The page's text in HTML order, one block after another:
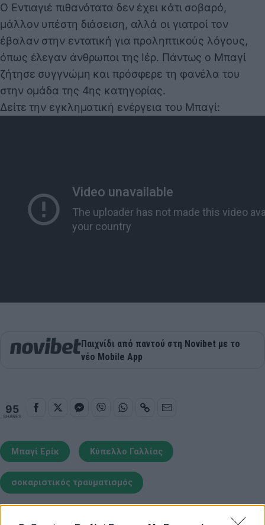
Ο Εντιαγιέ πιθανότατα δεν έχει κάτι σοβαρό,
μάλλον υπέστη διάσειση, αλλά οι γιατροί τον
έβαλαν στην εντατική για προληπτικούς λόγους,
όπως έλεγαν άνθρωποι της Ιέρ. Πάντως ο Μπαγί
ζήτησε συγγνώμη και πρόσφερε τη φανέλα του
στην ομάδα της 4ης κατηγορίας.
Δείτε την εγκληματική ενέργεια του Μπαγί:
Παιχνίδι από παντού στη Novibet με το
νέο Mobile App
95
SHARES
Μπαγί Ερίκ Κύπελλο Γαλλίας
σοκαριστικός τραυματισμός